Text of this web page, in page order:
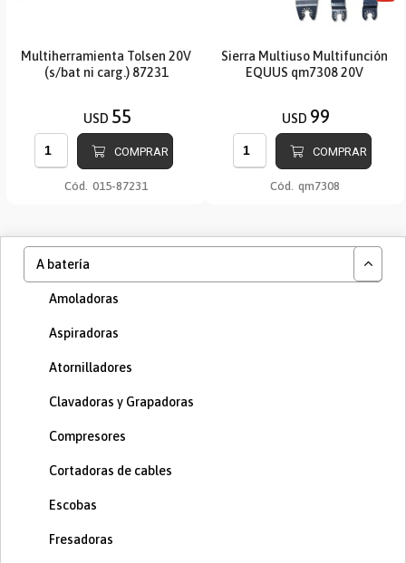
Multiherramienta Tolsen 20V
(s/bat ni carg.) 87231
USD 55
COMPRAR
Cód. 015-87231
Sierra Multiuso Multifunción
EQUUS qm7308 20V
USD 99
COMPRAR
Cód. qm7308
A batería
Amoladoras
Aspiradoras
Atornilladores
Clavadoras y Grapadoras
Compresores
Cortadoras de cables
Escobas
Fresadoras